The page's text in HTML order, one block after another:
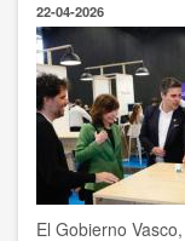
2030,
que
impulsa
el
desarrollo
para
digitalizar
las
redes
22-04-2026
El Gobierno